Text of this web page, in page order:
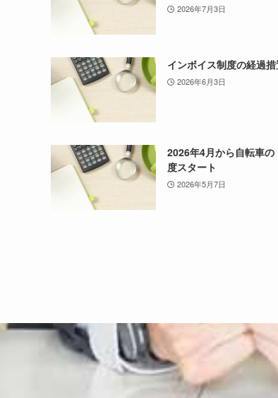
2026年7月3日
インボイス制度の経過
2026年6月3日
2026年4月から自転車の
度スタート
2026年5月7日